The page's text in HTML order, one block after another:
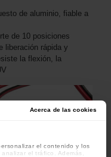
Acerca de las cookies
el contenido y los
el tráfico. Además,
de aluminio, fiable a
de 10 posiciones
liberación rápida y
la flexión, la